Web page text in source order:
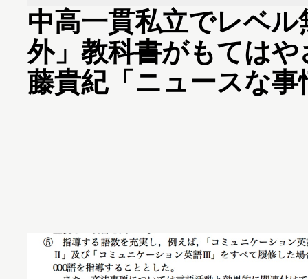
中高一貫私立でレベ
外」教科書がもては
藤貴紀「ニュースな事